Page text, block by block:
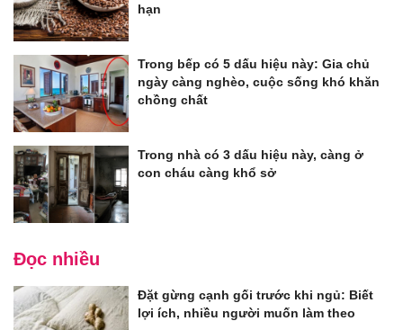
hạn
Trong bếp có 5 dấu hiệu này: Gia chủ
ngày càng nghèo, cuộc sống khó khăn
chồng chất
Trong nhà có 3 dấu hiệu này, càng ở
con cháu càng khổ sở
Đọc nhiều
Đặt gừng cạnh gối trước khi ngủ: Biết
lợi ích, nhiều người muốn làm theo